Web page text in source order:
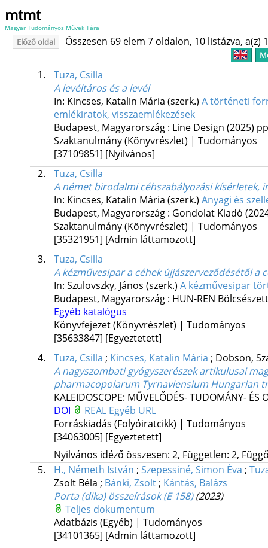
mtmt
Magyar Tudományos Művek Tára
Előző oldal Összesen 69 elem 7 oldalon, 10 listázva, a(z)
1.
Tuza, Csilla
A levéltáros és a levél
In: Kincses, Katalin Mária (szerk.) A történeti
emlékiratok, visszaemlékezések
Budapest, Magyarország : Line Design (2025)
Szaktanulmány (Könyvrészlet) | Tudományos
[37109851] [Nyilvános]
2.
Tuza, Csilla
A német birodalmi céhszabályozási kísérletek,
In: Kincses, Katalin Mária (szerk.) Anyagi és
Budapest, Magyarország : Gondolat Kiadó
Szaktanulmány (Könyvrészlet) | Tudományos
[35321951] [Admin láttamozott]
3.
Tuza, Csilla
A kézművesipar a céhek újjászerveződésétől a
In: Szulovszky, János (szerk.) A kézművesipar
Budapest, Magyarország : HUN-REN
Egyéb katalógus
Könyvfejezet (Könyvrészlet) | Tudományos
[35633847] [Egyeztetett]
4.
Tuza, Csilla ; Kincses, Katalin Mária ; Dobson,
A nagyszombati gyógyszerészek artikulusai
pharmacopolarum Tyrnaviensium Hungarian
KALEIDOSCOPE: MŰVELŐDÉS- TUDOMÁNY- ÉS
DOI
REAL Egyéb URL
Forráskiadás (Folyóiratcikk) | Tudományos
[34063005] [Egyeztetett]
Nyilvános idéző összesen: 2, Független: 2,
5.
H., Németh István ; Szepessiné, Simon Éva ;
Zsolt Béla ; Bánki, Zsolt; Kántás, Balázs
Porta (dika) összeírások (E 158) (2023)
Teljes dokumentum
Adatbázis (Egyéb) | Tudományos
[34101365] [Admin láttamozott]